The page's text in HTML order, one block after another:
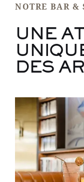
NOTRE BAR &
UNE
DES